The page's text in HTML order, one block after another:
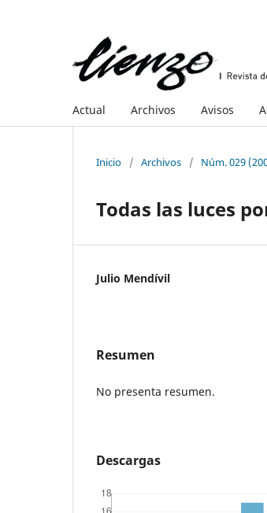
Actual Archivos Avisos
Inicio / Archivos / Núm. 029
Todas las luces
Julio Mendívil
Resumen
No presenta resumen.
Descargas